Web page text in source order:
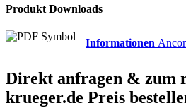
Produkt Downloads
Informationen
Direkt anfragen & zum
krueger.de Preis